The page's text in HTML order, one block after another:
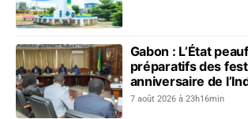
Gabon : L’État
préparatifs des
anniversaire de
7 août 2026 à 23h16min